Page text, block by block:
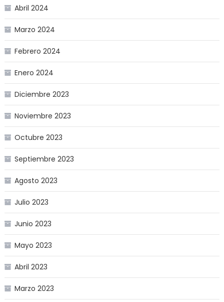
Abril 2024
Marzo 2024
Febrero 2024
Enero 2024
Diciembre 2023
Noviembre 2023
Octubre 2023
Septiembre 2023
Agosto 2023
Julio 2023
Junio 2023
Mayo 2023
Abril 2023
Marzo 2023